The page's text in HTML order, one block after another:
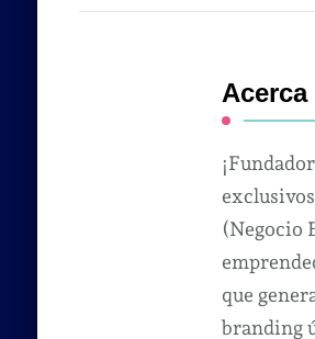
Acerca
(Negocio
que
branding